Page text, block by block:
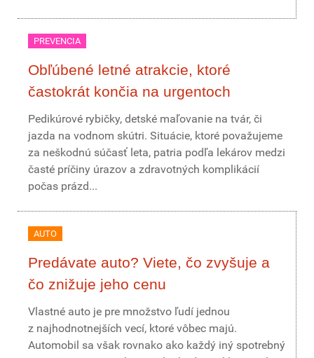
PREVENCIA
Obľúbené letné atrakcie, ktoré
častokrát končia na urgentoch
Pedikúrové rybičky, detské maľovanie na tvár, či
jazda na vodnom skútri. Situácie, ktoré považujeme
za neškodnú súčasť leta, patria podľa lekárov medzi
časté príčiny úrazov a zdravotných komplikácií
počas prázd...
AUTO
Predávate auto? Viete, čo zvyšuje a
čo znižuje jeho cenu
Vlastné auto je pre množstvo ľudí jednou
z najhodnotnejších vecí, ktoré vôbec majú.
Automobil sa však rovnako ako každý iný spotrebný